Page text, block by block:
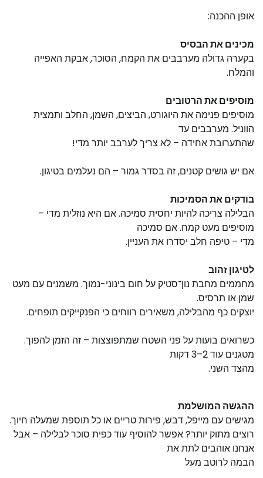
אופן ההכנה:
מכינים את הבסיס
בקערה גדולה מערבבים את הקמח, הסוכר, אבקת האפייה
והמלח.
מוסיפים את הרטובים
מוסיפים פנימה את היוגורט, הביצים, השמן, החלב ותמצית
הווניל. מערבבים עד
שהתערובת אחידה – לא צריך לערבב יותר מדי!
אם יש גושים קטנים, זה בסדר גמור – הם נעלמים בטיגון.
בודקים את הסמיכות
הבלילה צריכה להיות יחסית סמיכה. אם היא נוזלית מדי –
מוסיפים מעט קמח. אם סמיכה
מדי – טיפה חלב יסדרו את העניין.
לטיגון זהוב
מחממים מחבת נון־סטיק על חום בינוני-נמוך. משמנים עם מעט
שמן או תרסיס.
יוצקים כף מהבלילה, משאירים רווחים כי הפנקייקים תופחים.
כשרואים בועות על פני השטח שמתפוצצות – זה הזמן להפוך.
מטגנים עוד 2–3 דקות
מהצד השני.
ההגשה המושלמת
מגישים עם מייפל, דבש, פירות טריים או כל תוספת שמעלה חיוך.
רוצים מתוק יותר? אפשר להוסיף עוד כפית סוכר לבלילה – אבל
אנחנו אוהבים לתת את
הבמה לרוטב מעל